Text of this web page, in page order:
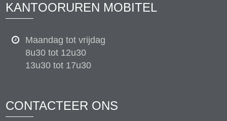
KANTOORUREN MOBITEL
Maandag tot vrijdag
8u30 tot 12u30
13u30 tot 17u30
CONTACTEER ONS